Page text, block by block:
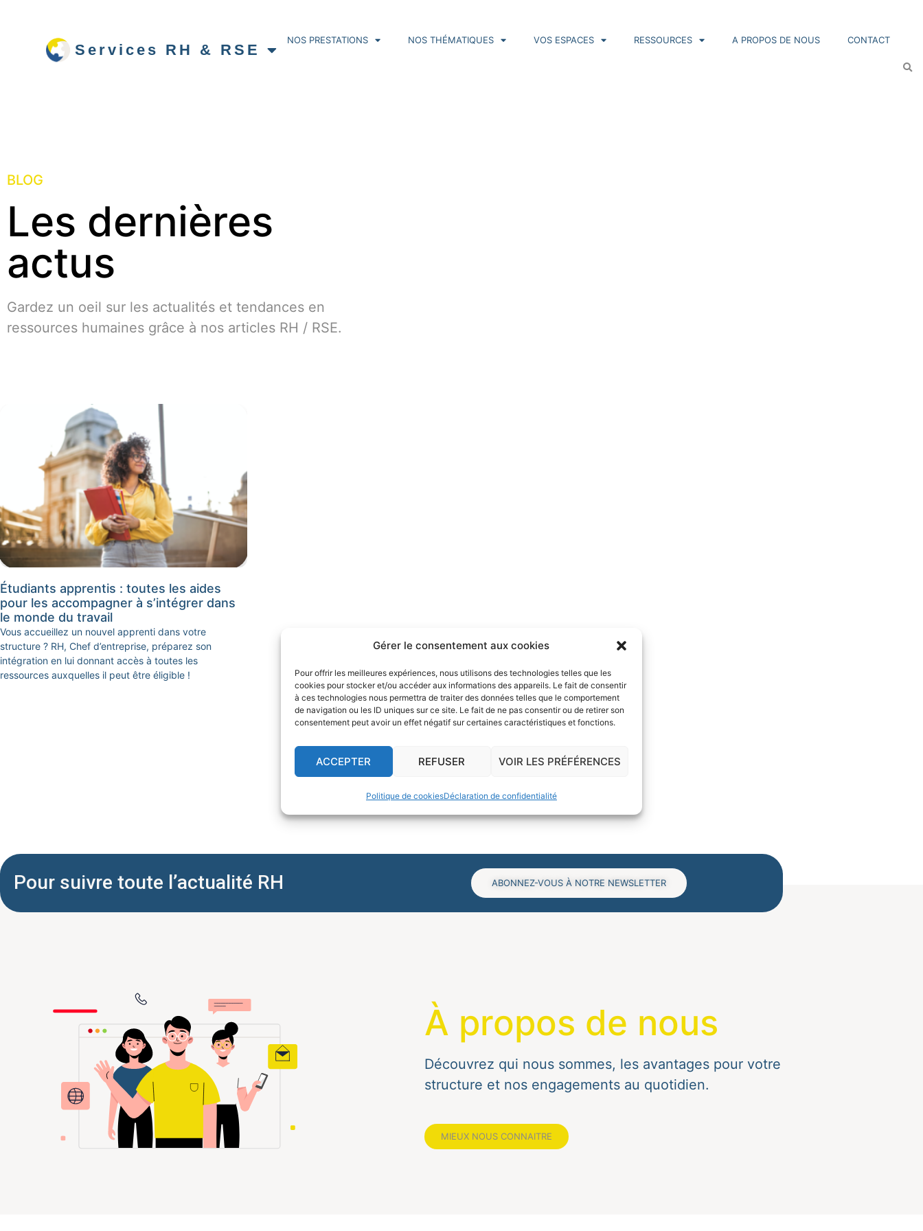
Gérer le consentement aux cookies
Pour offrir les meilleures expériences, nous utilisons des technologies telles que les
cookies pour stocker et/ou accéder aux informations des appareils. Le fait de consentir
à ces technologies nous permettra de traiter des données telles que le comportement
de navigation ou les ID uniques sur ce site. Le fait de ne pas consentir ou de retirer son
consentement peut avoir un effet négatif sur certaines caractéristiques et fonctions.
ACCEPTER REFUSER VOIR LES PRÉFÉRENCES
Politique de cookiesDéclaration de confidentialité
Services RH & RSE
NOS PRESTATIONS NOS THÉMATIQUES VOS ESPACES RESSOURCES A PROPOS DE NOUS CONTACT
BLOG
Les dernières
actus
Gardez un oeil sur les actualités et tendances en
ressources humaines grâce à nos articles RH / RSE.
Étudiants apprentis : toutes les aides
pour les accompagner à s’intégrer dans
le monde du travail
Vous accueillez un nouvel apprenti dans votre
structure ? RH, Chef d’entreprise, préparez son
intégration en lui donnant accès à toutes les
ressources auxquelles il peut être éligible !
Pour suivre toute l’actualité RH ABONNEZ-VOUS À NOTRE NEWSLETTER
À propos de nous
Découvrez qui nous sommes, les avantages pour votre
structure et nos engagements au quotidien.
MIEUX NOUS CONNAITRE